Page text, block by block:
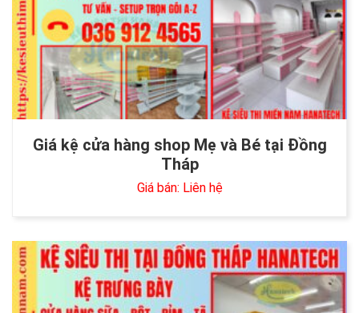
Giá kệ cửa hàng shop Mẹ và Bé tại Đồng
Tháp
Giá bán: Liên hệ